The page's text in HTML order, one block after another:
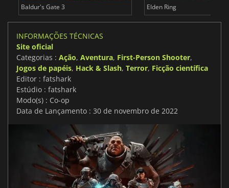
Baldur's Gate 3 Elden Ring
INFORMAÇÕES TÉCNICAS
Site oficial
Categorias : Ação, Aventura, First-Person Shooter,
Jogos de papéis, Hack & Slash, Terror, Ficção científica
Editor : fatshark
Estúdio : fatshark
Modo(s) : Co-op
Data de Lançamento : 30 de novembro de 2022